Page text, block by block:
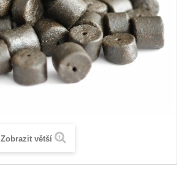
Zobrazit větší